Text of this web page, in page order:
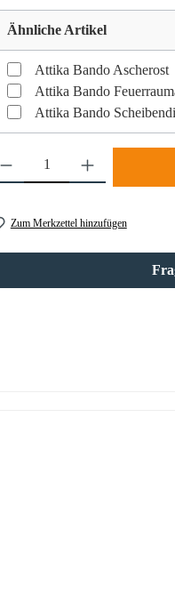
Ähnliche Artikel
Attika Bando Ascherost
Attika Bando
Attika Bando
Anzahl: Gib den
Zum Merkzettel hinzufügen